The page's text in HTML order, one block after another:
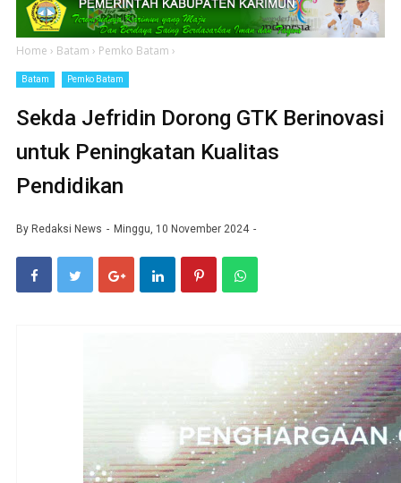
Home › Batam › Pemko Batam ›
Batam Pemko Batam
Sekda Jefridin Dorong GTK Berinovasi
untuk Peningkatan Kualitas
Pendidikan
By Redaksi News Minggu, 10 November 2024